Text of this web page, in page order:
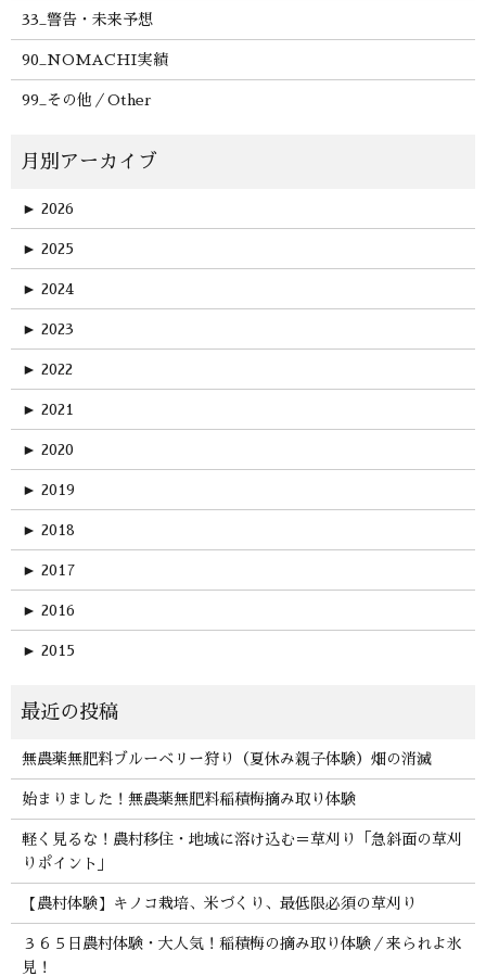
33_警告・未来予想
90_NOMACHI実績
99_その他／Other
► 2026
► 2025
► 2024
► 2023
► 2022
► 2021
► 2020
► 2019
► 2018
► 2017
► 2016
► 2015
無農薬無肥料ブルーベリー狩り（夏休み親子体験）畑の消滅
始まりました！無農薬無肥料稲積梅摘み取り体験
軽く見るな！農村移住・地域に溶け込む＝草刈り「急斜面の草刈
りポイント」
【農村体験】キノコ栽培、米づくり、最低限必須の草刈り
３６５日農村体験・大人気！稲積梅の摘み取り体験／来られよ氷
見！